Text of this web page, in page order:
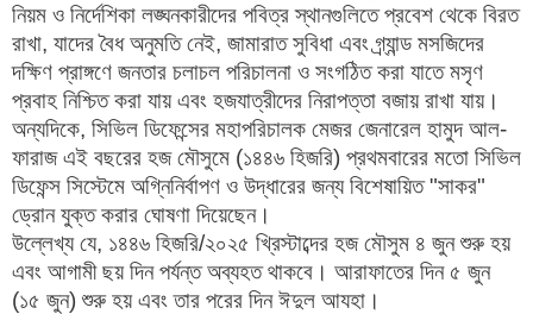
নিয়ম ও নির্দেশিকা লঙ্ঘনকারীদের পবিত্র স্থানগুলিতে প্রবেশ থেকে বিরত
রাখা, যাদের বৈধ অনুমতি নেই, জামারাত সুবিধা এবং গ্র্যান্ড মসজিদের
দক্ষিণ প্রাঙ্গণে জনতার চলাচল পরিচালনা ও সংগঠিত করা যাতে মসৃণ
প্রবাহ নিশ্চিত করা যায় এবং হজযাত্রীদের নিরাপত্তা বজায় রাখা যায়।
অন্যদিকে, সিভিল ডিফেন্সের মহাপরিচালক মেজর জেনারেল হামুদ আল-
ফারাজ এই বছরের হজ মৌসুমে (১৪৪৬ হিজরি) প্রথমবারের মতো সিভিল
ডিফেন্স সিস্টেমে অগ্নিনির্বাপণ ও উদ্ধারের জন্য বিশেষায়িত "সাকর"
ড্রোন যুক্ত করার ঘোষণা দিয়েছেন।
উল্লেখ্য যে, ১৪৪৬ হিজরি/২০২৫ খ্রিস্টাব্দের হজ মৌসুম ৪ জুন শুরু হয়
এবং আগামী ছয় দিন পর্যন্ত অব্যহত থাকবে। আরাফাতের দিন ৫ জুন
(১৫ জুন) শুরু হয় এবং তার পরের দিন ঈদুল আযহা।